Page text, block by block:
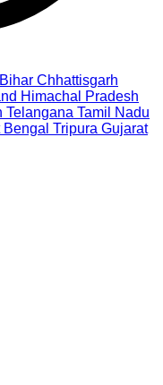
Bihar Chhattisgarh
Himachal Pradesh
Telangana Tamil Nadu
Tripura Gujarat